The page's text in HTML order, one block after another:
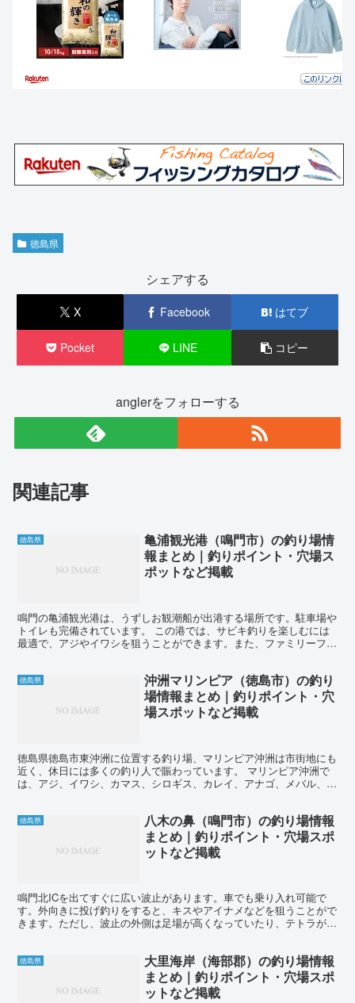
徳島県
シェアする
X Facebook はてブ
Pocket LINE コピー
anglerをフォローする
関連記事
徳島県
亀浦観光港（鳴門市）の釣り場情
報まとめ｜釣りポイント・穴場ス
ポットなど掲載
鳴門の亀浦観光港は、うずしお観潮船が出港する場所です。駐車場や
トイレも完備されています。 この港では、サビキ釣りを楽しむには
最適で、アジやイワシを狙うことができます。また、ファミリーフィ
徳島県
沖洲マリンピア（徳島市）の釣り
場情報まとめ｜釣りポイント・穴
場スポットなど掲載
徳島県徳島市東沖洲に位置する釣り場、マリンピア沖洲は市街地にも
近く、休日には多くの釣り人で賑わっています。 マリンピア沖洲で
は、アジ、イワシ、カマス、シロギス、カレイ、アナゴ、メバル、カ
徳島県
八木の鼻（鳴門市）の釣り場情報
まとめ｜釣りポイント・穴場スポ
ットなど掲載
鳴門北ICを出てすぐに広い波止があります。車でも乗り入れ可能で
す。外向きに投げ釣りをすると、キスやアイナメなどを狙うことがで
きます。ただし、波止の外側は足場が高くなっていたり、テトラがあ
徳島県
大里海岸（海部郡）の釣り場情報
まとめ｜釣りポイント・穴場スポ
ットなど掲載